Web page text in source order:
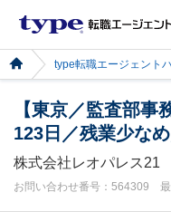
type転職エージェント
【東京／監査部
123日／残業少な
株式会社レオパレス21
お問い合わせ番号：564309